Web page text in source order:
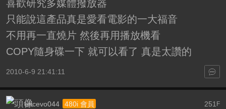
喜歡研究多媒體撥放器
只能說這產品真是愛看電影的一大福音
不用再一直燒片 然後再用播放機看
COPY隨身碟一下 就可以看了 真是太讚的
2010-6-9 21:41:11
251 F
ericevo044 480i 會員